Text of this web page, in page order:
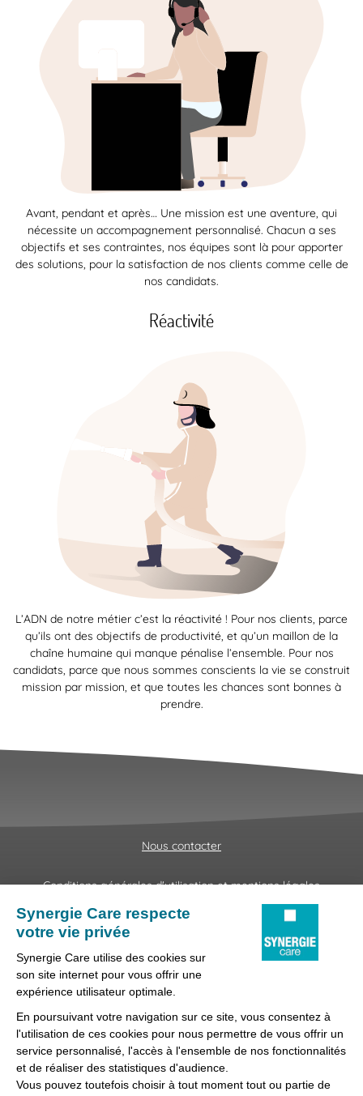
Avant, pendant et après… Une mission est une aventure, qui
nécessite un accompagnement personnalisé. Chacun a ses
objectifs et ses contraintes, nos équipes sont là pour apporter
des solutions, pour la satisfaction de nos clients comme celle de
nos candidats.
Réactivité
L’ADN de notre métier c’est la réactivité ! Pour nos clients, parce
qu’ils ont des objectifs de productivité, et qu’un maillon de la
chaîne humaine qui manque pénalise l’ensemble. Pour nos
candidats, parce que nous sommes conscients la vie se construit
mission par mission, et que toutes les chances sont bonnes à
prendre.
Nous contacter
Conditions générales d'utilisation et mentions légales
Fraudes & Hameçonnages
Lanceur d'alertes
Préférences des cookies
Synergie Care, réseau d'agences d'emploi spécialisées dans